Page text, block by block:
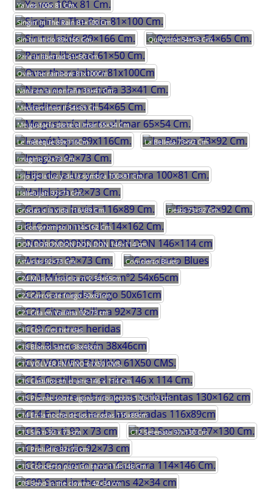
Ya ves 100x 81 Cm.
Singin’ In The Rain 81×100 Cm.
Sin tu latido 89×166 Cm.
Quiéreme 54×65 Cm.
Para la libertad 61×50 Cm.
Over the rainbow 81x100Cm
Nana en la montaña 33×41 Cm.
Mediterráneo II 54×65 Cm.
Me gustaría darte el lmar 65×54 Cm.
Le métèque 89x116Cm.
La Belleza 73×92 Cm.
Imagine 92×73 Cm.
Hijo de la luz y de la sombra 100×81 Cm.
Hallelujah 92×73 Cm.
Gracias a la vida 116×89 Cm.
Fiesta 73×92 Cm.
El Compromiso II 114×162 Cm.
DON DORONDON DON DON 146×114 cm
Asturias 92×73 Cm.
Con-cierto Blues
C24 Música acuática nº2 54x65cm
C22 Carros de fuego 50x61cm
C21 Cita en Vailima 92×73 cm
C19 Con tres heridas
C18 Blanco satén 38x46cm
C17 VOLVER EN VINO 61X50 CMS.
C16 Castillos en el aire 146 x 114 Cm.
C15 Puente sobre aguas turbulentas 130×162 cm
C14 En la noche de las miradas 116x89cm
C13 Sin ti 92 x 73 cm
C12 Serenata 97×130 Cm.
C11 Preludio 92×73 cm
C10 Concierto para Guitarra 114×146 Cm.
C09 Send in the clowns 42×34 cm